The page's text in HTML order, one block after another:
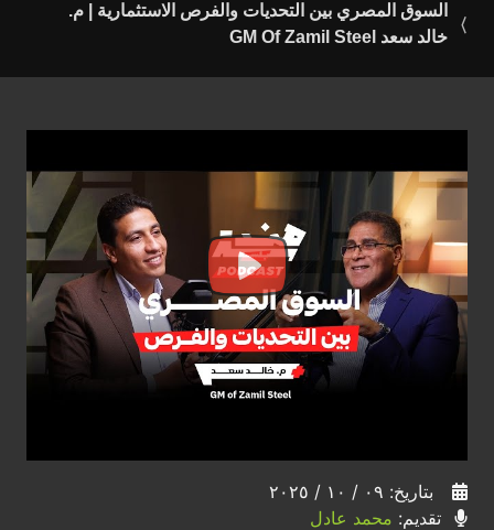
السوق المصري بين التحديات والفرص الاستثمارية | م.
خالد سعد GM Of Zamil Steel
بتاريخ: ٠٩ / ١٠ / ٢٠٢٥
تقديم: محمد عادل